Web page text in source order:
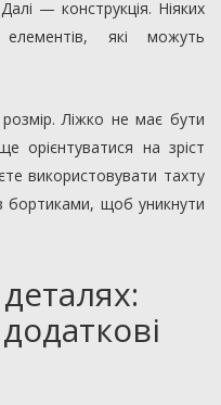
— конструкція. Ніяких
які можуть
Ліжко не має бути
орієнтуватися на зріст
використовувати тахту
щоб уникнути